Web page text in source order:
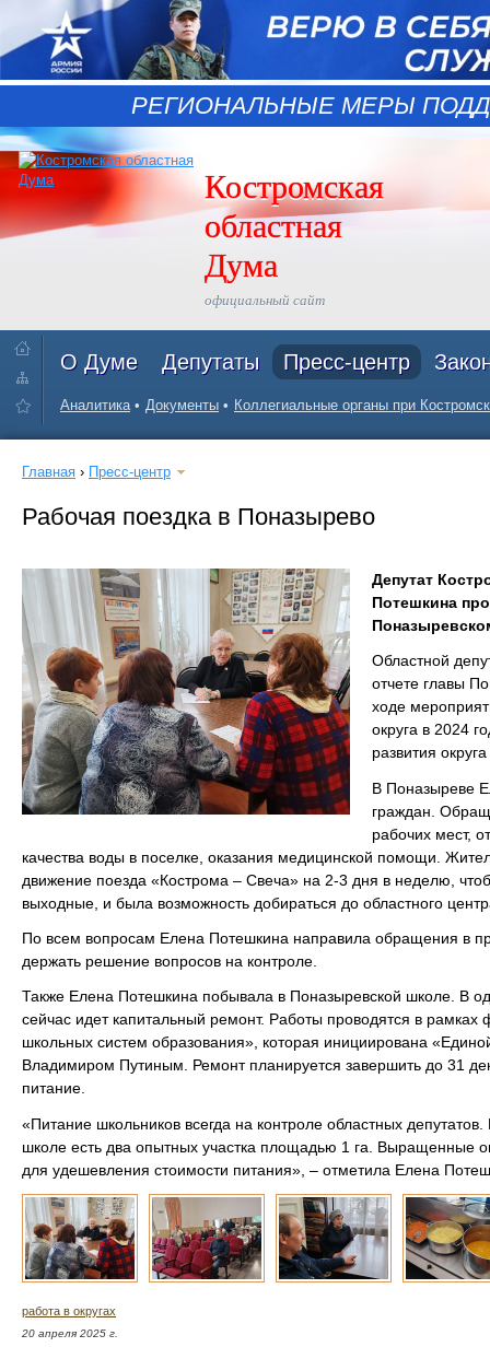
РЕГИОНАЛЬНЫЕ МЕРЫ
Костромская
областная
Дума
официальный сайт
О Думе Депутаты Пресс-центр
Аналитика Документы Коллегиальные органы при
Главная › Пресс-центр
Рабочая поездка в Поназырево
Депутат
Потешкина
Областной
отчете главы
ходе
округа в 2024
развития
В Поназыреве
граждан.
рабочих мест,
качества воды в поселке, оказания медицинской помощи.
движение поезда «Кострома – Свеча» на 2-3 дня в неделю,
выходные, и была возможность добираться до областного
По всем вопросам Елена Потешкина направила обращения в
держать решение вопросов на контроле.
Также Елена Потешкина побывала в Поназыревской школе. В
сейчас идет капитальный ремонт. Работы проводятся в
школьных систем образования», которая инициирована
Владимиром Путиным. Ремонт планируется завершить до 31
питание.
«Питание школьников всегда на контроле областных
школе есть два опытных участка площадью 1 га. Выращенные
для удешевления стоимости питания», – отметила Елена
работа в округах
20 апреля 2025 г.